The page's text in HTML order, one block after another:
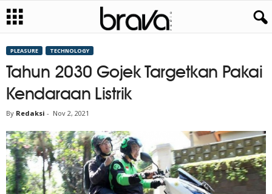
PLEASURE TECHNOLOGY
Tahun 2030 Gojek Targetkan Pakai
Kendaraan Listrik
By Redaksi - Nov 2, 2021